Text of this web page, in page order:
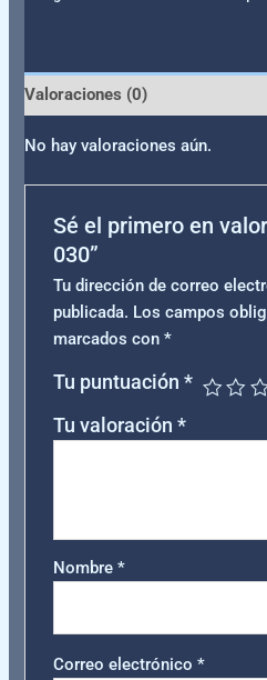
Valoraciones (0)
No hay valoraciones aún.
Sé el primero en
030”
Tu dirección de correo
publicada. Los campos
marcados con *
Tu puntuación *
Tu valoración *
Nombre *
Correo electrónico *